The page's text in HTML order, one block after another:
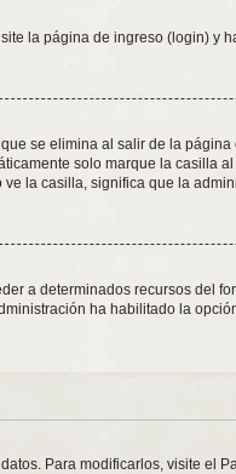
la página de ingreso (login) y
se elimina al salir de la página
solo marque la casilla
la casilla, significa que la
a determinados recursos del
ha habilitado la
Para modificarlos, visite el